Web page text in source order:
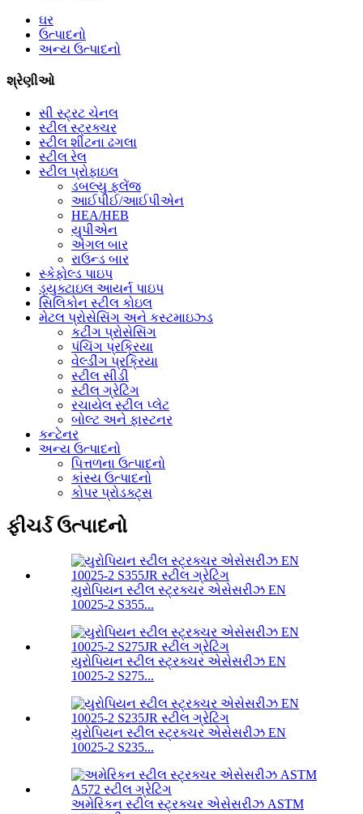
ઘર
ઉત્પાદનો
અન્ય ઉત્પાદનો
શ્રેણીઓ
સી સ્ટ્રટ ચેનલ
સ્ટીલ સ્ટ્રક્ચર
સ્ટીલ શીટના ઢગલા
સ્ટીલ રેલ
સ્ટીલ પ્રોફાઇલ
ડબલ્યુ ફ્લેંજ
આઈપીઈ/આઈપીએન
HEA/HEB
યુપીએન
એંગલ બાર
રાઉન્ડ બાર
સ્કેફોલ્ડ પાઇપ
ડ્યુક્ટાઇલ આયર્ન પાઇપ
સિલિકોન સ્ટીલ કોઇલ
મેટલ પ્રોસેસિંગ અને કસ્ટમાઇઝ્ડ
કટીંગ પ્રોસેસિંગ
પંચિંગ પ્રક્રિયા
વેલ્ડીંગ પ્રક્રિયા
સ્ટીલ સીડી
સ્ટીલ ગ્રેટિંગ
રચાયેલ સ્ટીલ પ્લેટ
બોલ્ટ અને ફાસ્ટનર
કન્ટેનર
અન્ય ઉત્પાદનો
પિત્તળના ઉત્પાદનો
કાંસ્ય ઉત્પાદનો
કોપર પ્રોડક્ટ્સ
ફીચર્ડ ઉત્પાદનો
યુરોપિયન સ્ટીલ સ્ટ્રક્ચર એસેસરીઝ EN
10025-2 S355...
યુરોપિયન સ્ટીલ સ્ટ્રક્ચર એસેસરીઝ EN
10025-2 S275...
યુરોપિયન સ્ટીલ સ્ટ્રક્ચર એસેસરીઝ EN
10025-2 S235...
અમેરિકન સ્ટીલ સ્ટ્રક્ચર એસેસરીઝ ASTM